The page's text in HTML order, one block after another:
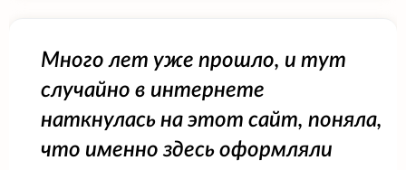
Много лет уже прошло, и тут
случайно в интернете
наткнулась на этот сайт, поняла,
что именно здесь оформляли